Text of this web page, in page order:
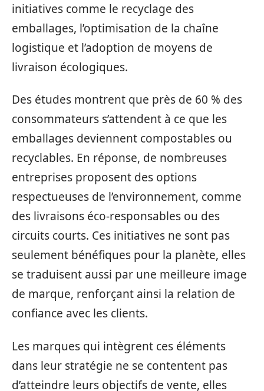
initiatives comme le recyclage des
emballages, l’optimisation de la chaîne
logistique et l’adoption de moyens de
livraison écologiques.
Des études montrent que près de 60 % des
consommateurs s’attendent à ce que les
emballages deviennent compostables ou
recyclables. En réponse, de nombreuses
entreprises proposent des options
respectueuses de l’environnement, comme
des livraisons éco-responsables ou des
circuits courts. Ces initiatives ne sont pas
seulement bénéfiques pour la planète, elles
se traduisent aussi par une meilleure image
de marque, renforçant ainsi la relation de
confiance avec les clients.
Les marques qui intègrent ces éléments
dans leur stratégie ne se contentent pas
d’atteindre leurs objectifs de vente, elles